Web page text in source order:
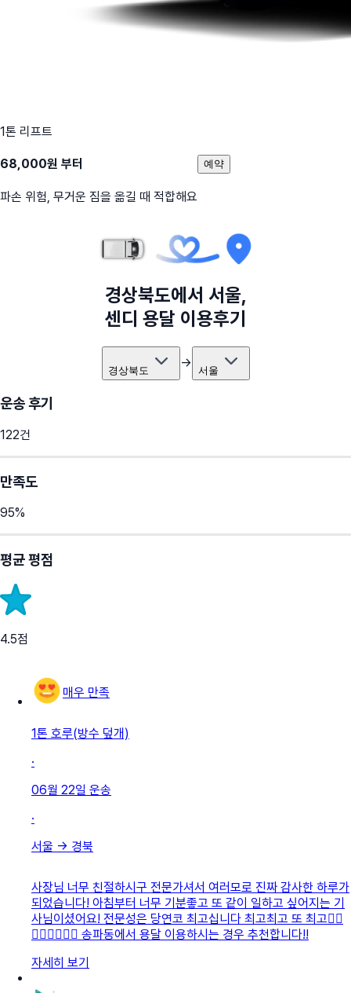
1톤 리프트
68,000원 부터
파손 위험, 무거운 짐을 옮길 때 적합해요
예약
경상북도에서 서울,
센디 용달 이용후기
경상북도 → 서울
운송 후기
122건
만족도
95%
평균 평점
4.5점
매우 만족
1톤 호루(방수 덮개)
·
06월 22일 운송
·
서울 → 경북
사장님 너무 친절하시구 전문가셔서 여러모로 진짜 감사한 하루가
되었습니다! 아침부터 너무 기분좋고 또 같이 일하고 싶어지는 기
사님이셨어요! 전문성은 당연코 최고십니다 최고최고 또 최고👍🏻
👍🏻👍🏻👍🏻 송파동에서 용달 이용하시는 경우 추천합니다!!
자세히 보기